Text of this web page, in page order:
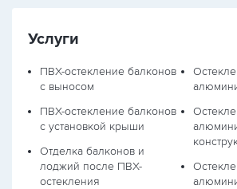
Услуги
ПВХ-остекление балконов
с выносом
ПВХ-остекление балконов
с установкой крыши
Отделка балконов и
лоджий после ПВХ-
остекления